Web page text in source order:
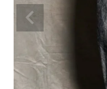
CATEGORY
CONTENTS
SHOP